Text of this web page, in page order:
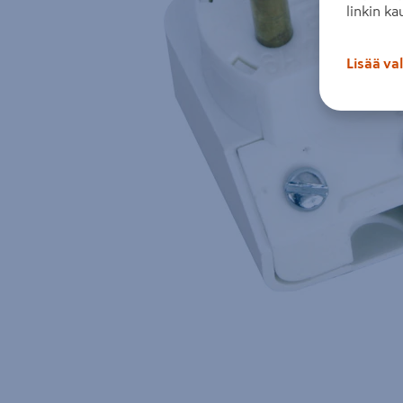
linkin
Lisää